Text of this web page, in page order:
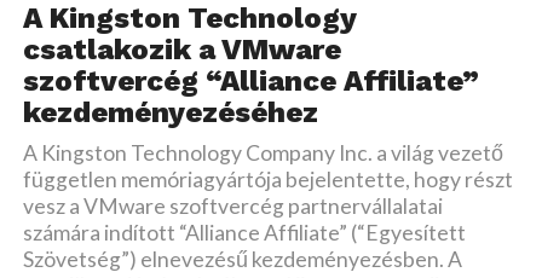
A Kingston Technology
csatlakozik a VMware
szoftvercég “Alliance Affiliate”
kezdeményezéséhez
A Kingston Technology Company Inc. a világ vezető
független memóriagyártója bejelentette, hogy részt
vesz a VMware szoftvercég partnervállalatai
számára indított “Alliance Affiliate” (“Egyesített
Szövetség”) elnevezésű kezdeményezésben. A